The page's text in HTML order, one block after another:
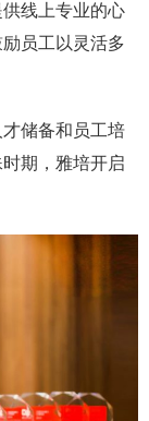
线上专业的心
员工以灵活多
储备和员工培
期，雅培开启